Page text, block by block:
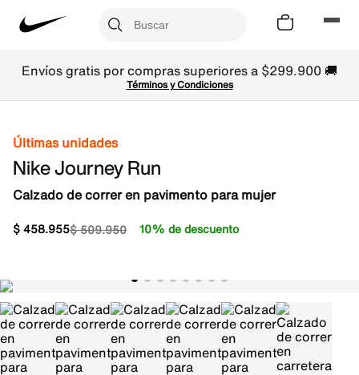
Envíos gratis por compras superiores a $299.900 🚚
Términos y Condiciones
Últimas unidades
Nike Journey Run
Calzado de correr en pavimento para mujer
$509.950
$458.955 10% de descuento